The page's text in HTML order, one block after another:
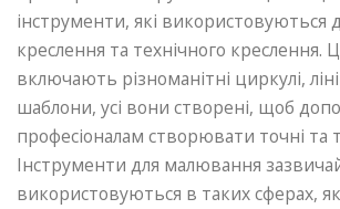
інструменти, які використовуються
креслення та технічного креслення.
включають різноманітні циркулі,
шаблони, усі вони створені, щоб
професіоналам створювати точні та
Інструменти для малювання
використовуються в таких сферах,